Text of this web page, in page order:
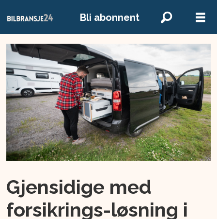
Bli abonnent
Gjensidige med
forsikrings-løsning i